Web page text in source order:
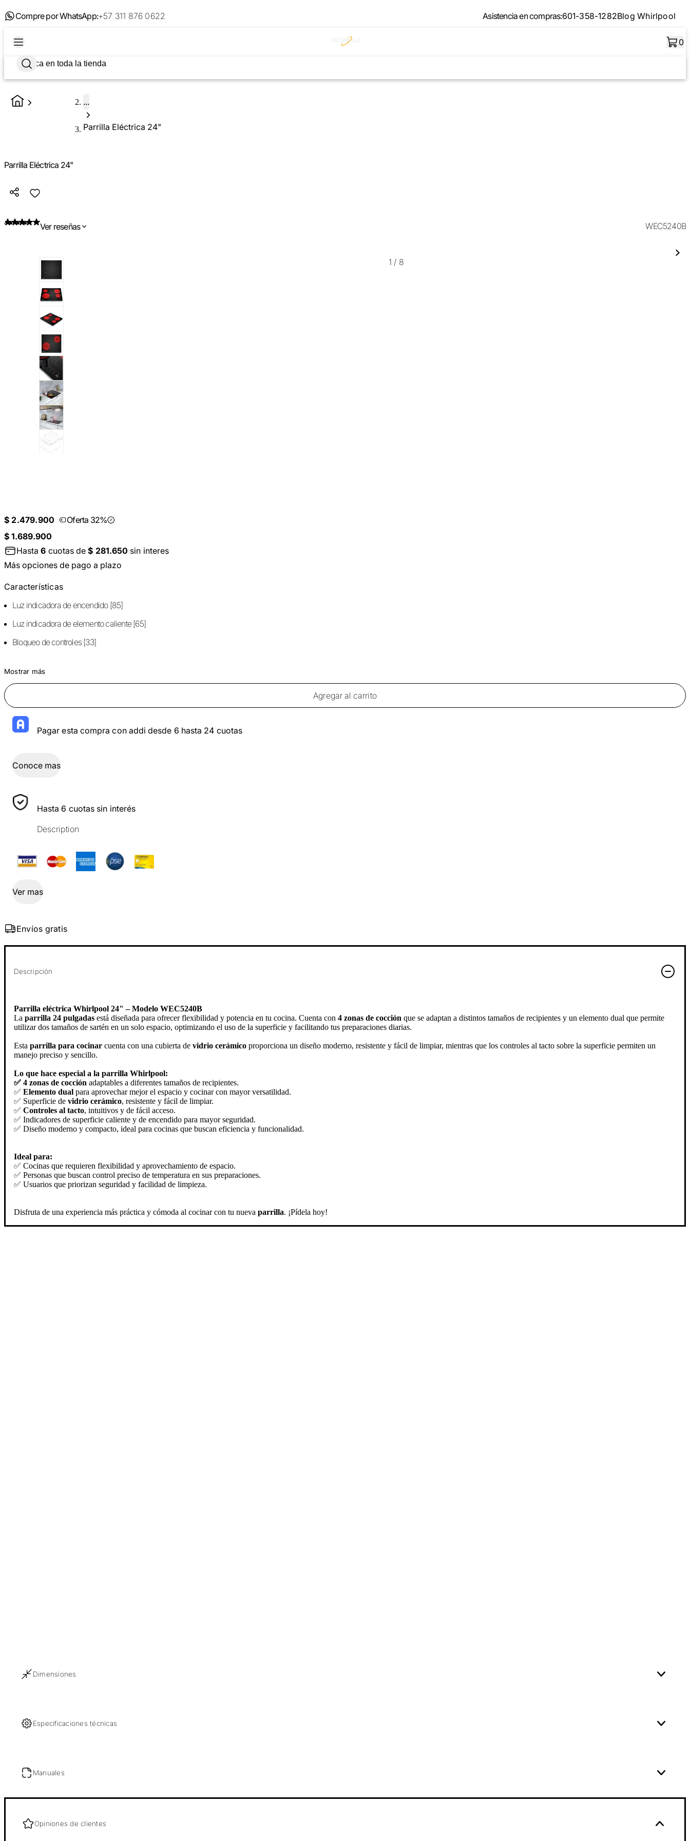
Compre por WhatsApp:+57 311 876 0622 Asistencia en compras:601-358-1282Blog Whirlpool
0
...
Parrilla Eléctrica 24"
Parrilla Eléctrica 24"
Ver reseñas WEC5240B
1 / 8
$ 2.479.900
Oferta 32%
$ 1.689.900
Hasta6 cuotas de$ 281.650 sin interes
Más opciones de pago a plazo
Características
Luz indicadora de encendido [85]
Luz indicadora de elemento caliente [65]
Bloqueo de controles [33]
Mostrar más
Agregar al carrito
Pagar esta compra con addi desde 6 hasta 24 cuotas
Conoce mas
Hasta 6 cuotas sin interés
Description
Ver mas
Envíos gratis
Descripción
Parrilla eléctrica Whirlpool 24" – Modelo WEC5240B
La parrilla 24 pulgadas está diseñada para ofrecer flexibilidad y potencia en tu cocina. Cuenta con 4 zonas de cocción que se adaptan a distintos tamaños de recipientes y un elemento dual que permite
utilizar dos tamaños de sartén en un solo espacio, optimizando el uso de la superficie y facilitando tus preparaciones diarias.
Esta parrilla para cocinar cuenta con una cubierta de vidrio cerámico proporciona un diseño moderno, resistente y fácil de limpiar, mientras que los controles al tacto sobre la superficie permiten un
manejo preciso y sencillo.
Lo que hace especial a la parrilla Whirlpool:
✅ 4 zonas de cocción adaptables a diferentes tamaños de recipientes.
✅ Elemento dual para aprovechar mejor el espacio y cocinar con mayor versatilidad.
✅ Superficie de vidrio cerámico, resistente y fácil de limpiar.
✅ Controles al tacto, intuitivos y de fácil acceso.
✅ Indicadores de superficie caliente y de encendido para mayor seguridad.
✅ Diseño moderno y compacto, ideal para cocinas que buscan eficiencia y funcionalidad.
Ideal para:
✅ Cocinas que requieren flexibilidad y aprovechamiento de espacio.
✅ Personas que buscan control preciso de temperatura en sus preparaciones.
✅ Usuarios que priorizan seguridad y facilidad de limpieza.
Disfruta de una experiencia más práctica y cómoda al cocinar con tu nueva parrilla. ¡Pídela hoy!
Dimensiones
Especificaciones técnicas
Manuales
Opiniones de clientes